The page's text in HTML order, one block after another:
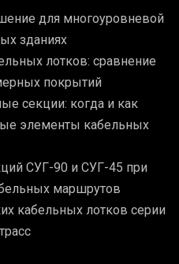
для многоуровневой
зданиях
лотков: сравнение
покрытий
секции: когда и как
элементы кабельных
СУГ-90 и СУГ-45 при
маршрутов
кабельных лотков серии